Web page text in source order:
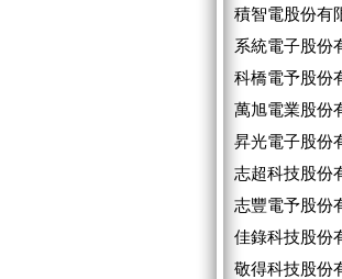
積智電股份有
系統電子股份
科橋電予股份
萬旭電業股份
昇光電子股份
志超科技股份
志豐電予股份
佳錄科技股份
敬得科技股份